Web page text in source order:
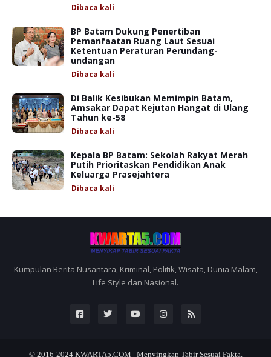
Dibaca kali
BP Batam Dukung Penertiban
Pemanfaatan Ruang Laut Sesuai
Ketentuan Peraturan Perundang-
undangan
Dibaca kali
Di Balik Kesibukan Memimpin Batam,
Amsakar Dapat Kejutan Hangat di Ulang
Tahun ke-58
Dibaca kali
Kepala BP Batam: Sekolah Rakyat Merah
Putih Prioritaskan Pendidikan Anak
Keluarga Prasejahtera
Dibaca kali
Kumpulan Berita Nusantara, Kriminal, Politik, Wisata, Dunia Malam,
Life Style dan Nasional.
© 2016-2024 KWARTA5.COM | Menyingkap Tabir Sesuai Fakta.